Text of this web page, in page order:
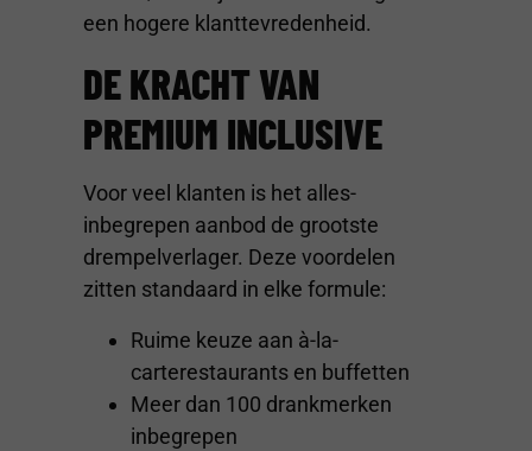
een hogere klanttevredenheid.
DE KRACHT VAN
PREMIUM INCLUSIVE
Voor veel klanten is het alles-
inbegrepen aanbod de grootste
drempelverlager. Deze voordelen
zitten standaard in elke formule:
Ruime keuze aan à-la-
carterestaurants en buffetten
Meer dan 100 drankmerken
inbegrepen